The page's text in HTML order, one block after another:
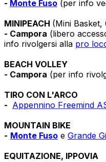
- Monte Fuso (per info
MINIPEACH (Mini Basket,
- Campora (libero
info rivolgersi alla pro
BEACH VOLLEY
- Campora (per info
TIRO CON L'ARCO
- Appennino Freemind
MOUNTAIN BIKE
- Monte Fuso e Grande
EQUITAZIONE, IPPOVIA